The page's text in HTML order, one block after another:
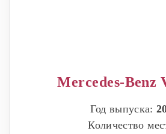
Mercedes-Benz
Год выпуска:
Количество